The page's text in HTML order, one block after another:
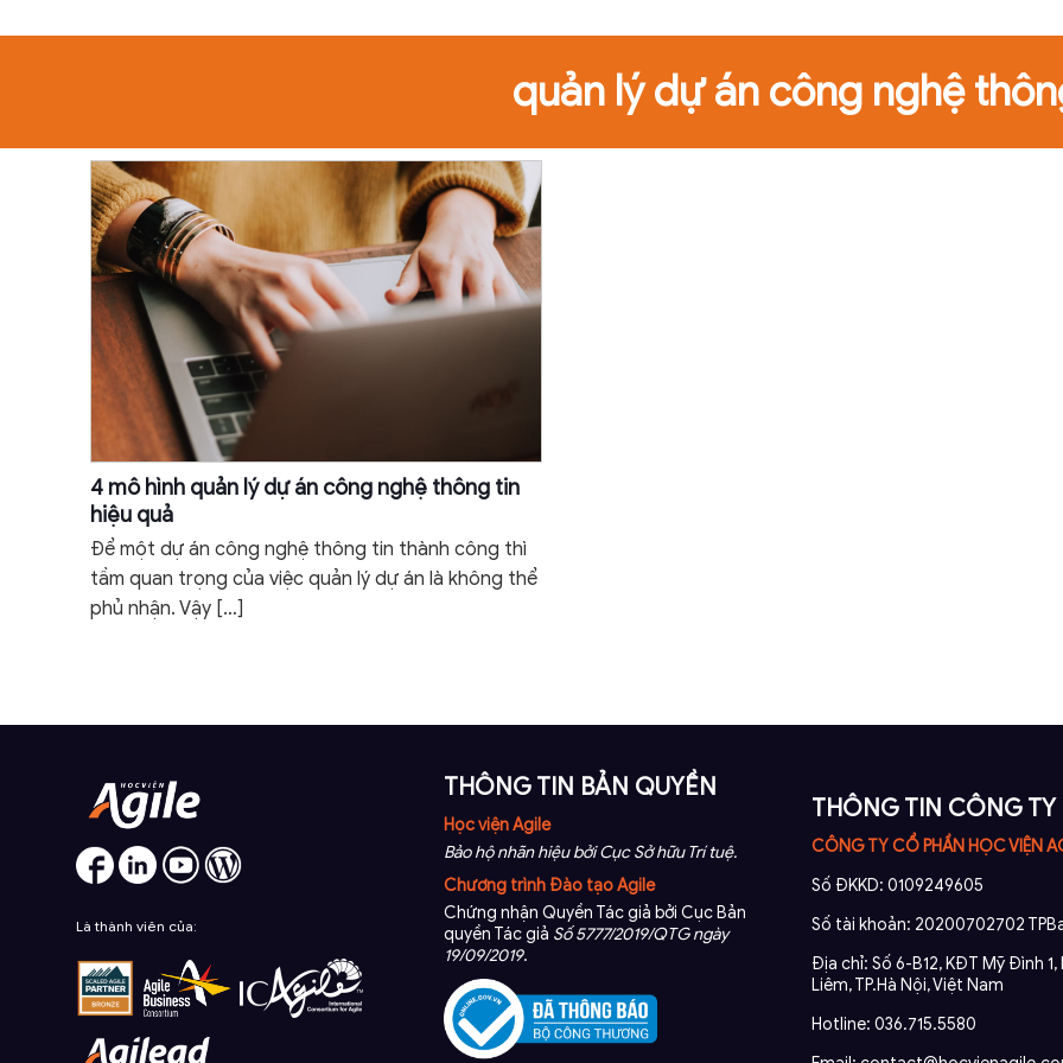
quản lý dự án công nghệ
4 mô hình quản lý dự án công nghệ thông tin
hiệu quả
Để một dự án công nghệ thông tin thành công thì
tầm quan trọng của việc quản lý dự án là không thể
phủ nhận. Vậy […]
Là thành viên của:
THÔNG TIN BẢN QUYỀN
Học viện Agile
Bảo hộ nhãn hiệu bởi Cục Sở hữu Trí tuệ.
Chương trình Đào tạo Agile
Chứng nhận Quyền Tác giả bởi Cục Bản
quyền Tác giả Số 5777/2019/QTG ngày
19/09/2019.
THÔNG TIN CÔNG TY
CÔNG TY CỔ PHẦN HỌC VIỆN
Số ĐKKD: 0109249605
Số tài khoản: 20200702702
Địa chỉ: Số 6-B12, KĐT Mỹ Đình 1,
Liêm, TP.Hà Nội, Việt Nam
Hotline: 036.715.5580